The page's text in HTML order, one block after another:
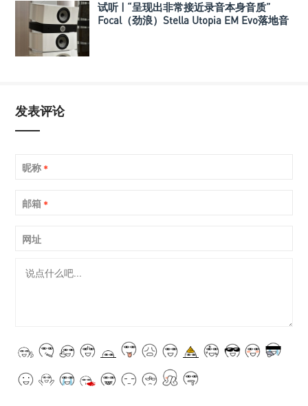
试听 | “呈现出非常接近录音本身音质”
Focal（劲浪）Stella Utopia EM Evo落地音
发表评论
昵称 *
邮箱 *
网址